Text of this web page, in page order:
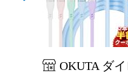
OKUTA ダ